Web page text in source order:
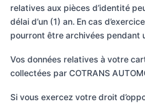
relatives aux pièces d’identité
délai d’un (1) an. En cas
pourront être archivées pendant
Vos données relatives à votre
collectées par COTRANS
Si vous exercez votre droit